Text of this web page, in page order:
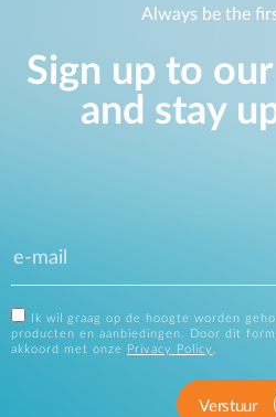
Always be the
Sign up to
and stay
Ik wil graag op de hoogte worden
producten en aanbiedingen. Door dit
akkoord met onze
Privacy Policy .
Verstuur